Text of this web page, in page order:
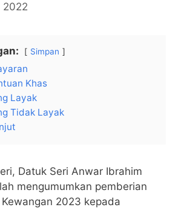
2022
Simpan
Khas
Layak
Tidak Layak
Datuk Seri Anwar Ibrahim
mengumumkan pemberian
2023 kepada